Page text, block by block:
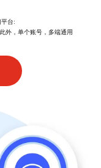
平台:
外，单个账号，多端通用